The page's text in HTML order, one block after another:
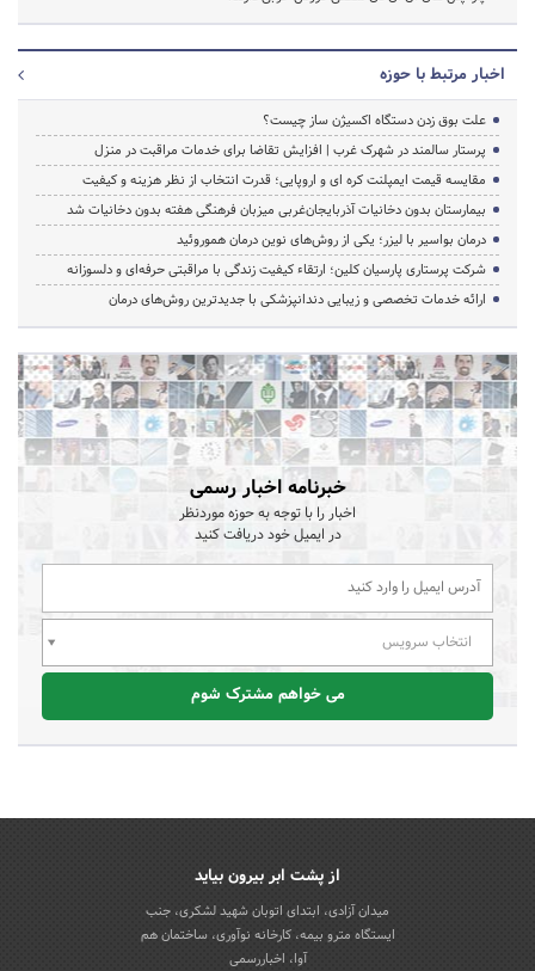
اخبار مرتبط با حوزه
علت بوق زدن دستگاه اکسیژن ساز چیست؟
پرستار سالمند در شهرک غرب | افزایش تقاضا برای خدمات مراقبت در منزل
مقایسه قیمت ایمپلنت کره ای و اروپایی؛ قدرت انتخاب از نظر هزینه و کیفیت
بیمارستان بدون دخانیات آذربایجان‌غربی میزبان فرهنگی هفته بدون دخانیات شد
درمان بواسیر با لیزر؛ یکی از روش‌های نوین درمان هموروئید
شرکت پرستاری پارسیان کلین؛ ارتقاء کیفیت زندگی با مراقبتی حرفه‌ای و دلسوزانه
ارائه خدمات تخصصی و زیبایی دندانپزشکی با جدیدترین روش‌های درمان
خبرنامه اخبار رسمی
اخبار را با توجه به حوزه موردنظر
در ایمیل خود دریافت کنید
انتخاب سرویس
می خواهم مشترک شوم
از پشت ابر بیرون بیاید
میدان آزادی، ابتدای اتوبان شهید لشکری، جنب
ایستگاه مترو بیمه، کارخانه نوآوری، ساختمان هم
آوا، اخباررسمی